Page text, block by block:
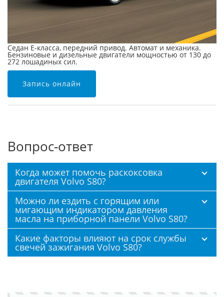
Седан E-класса, передний привод. Автомат и механика.
Бензиновые и дизельные двигатели мощностью от 130 до
272 лошадиных сил.
Запись онлайн
Вопрос-ответ
Когда может помочь раскоксовка
двигателя Volvo S80?
Можно ли ездить с горящим или
мигающим индикатором давления
масла на приборной панели Volvo S80?
Какие факторы влияют на срок службы
свечей зажигания Volvo S80?